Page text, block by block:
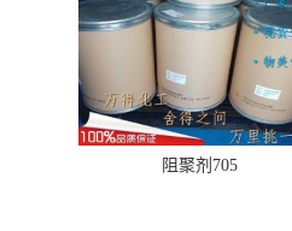
阻聚剂705